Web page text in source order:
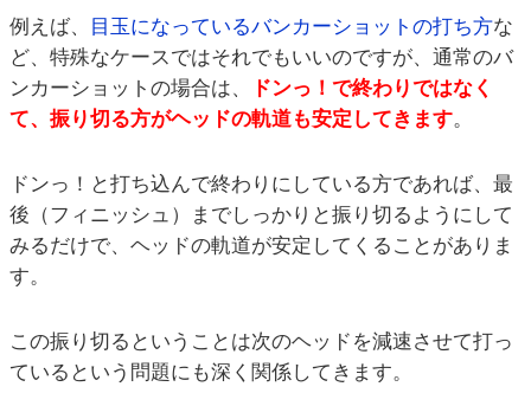
例えば、 目玉になっているバンカーショットの打ち方な
ど、特殊なケースではそれでもいいのですが、通常のバ
ンカーショットの場合は、
ドンっ！で終わりではなく
て、振り切る方がヘッドの軌道も安定してきます。
ドンっ！と打ち込んで終わりにしている方であれば、最
後（フィニッシュ）までしっかりと振り切るようにして
みるだけで、ヘッドの軌道が安定してくることがありま
す。
この振り切るということは次のヘッドを減速させて打っ
ているという問題にも深く関係してきます。